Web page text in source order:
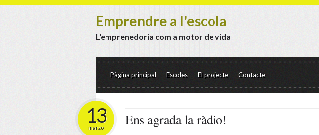
Emprendre a l'escola
L'emprenedoria com a motor de vida
Pàgina principal Escoles El projecte Contacte
Ens agrada la ràdio!
13
marzo